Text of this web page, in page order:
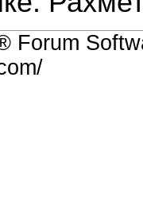
Forum